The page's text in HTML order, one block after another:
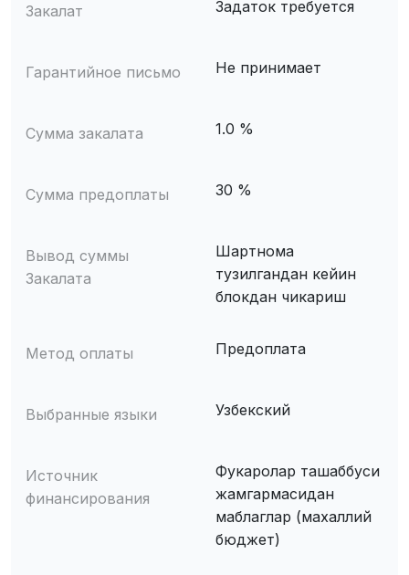
Закалат Задаток требуется
Гарантийное письмо Не принимает
Сумма закалата 1.0 %
Сумма предоплаты 30 %
Вывод суммы
Закалата
Шартнома
тузилгандан кейин
блокдан чикариш
Метод оплаты Предоплата
Выбранные языки Узбекский
Источник
финансирования
Фукаролар ташаббуси
жамгармасидан
маблаглар (махаллий
бюджет)